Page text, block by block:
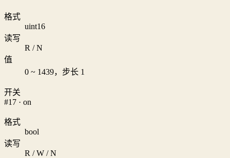
格式
uint16
读写
R / N
值
0 ~ 1439，步长 1
开关
#17 · on
格式
bool
读写
R / W / N